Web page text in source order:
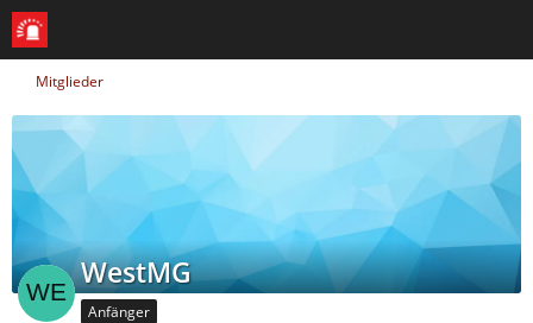
Mitglieder
WestMG
Anfänger